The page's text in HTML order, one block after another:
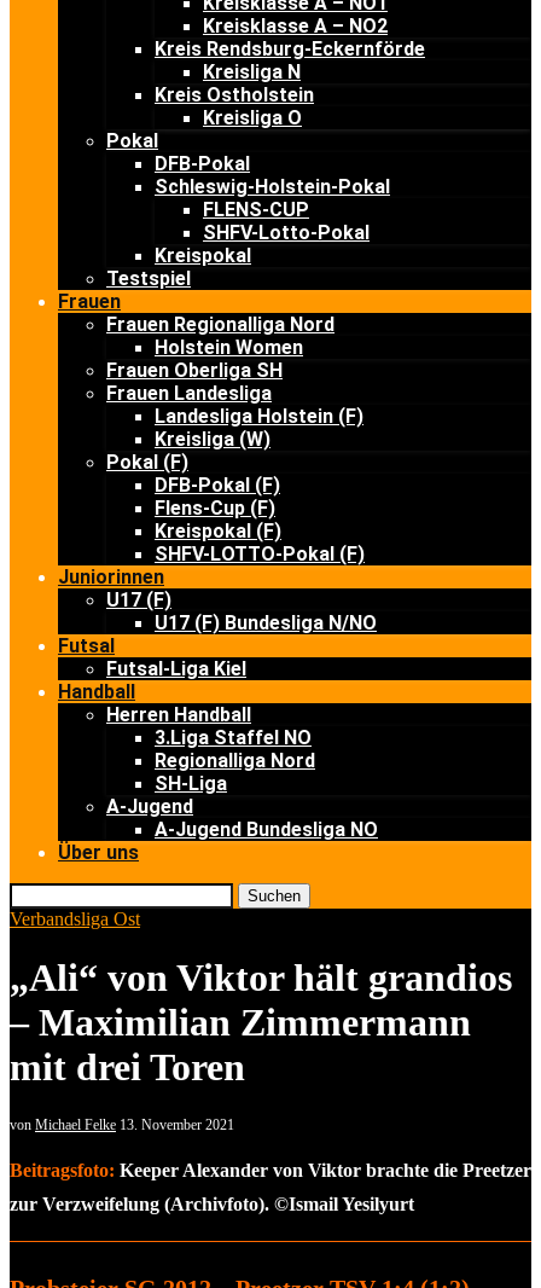
Kreisklasse A – NO2
Kreis Rendsburg-Eckernförde
Kreisliga N
Kreis Ostholstein
Kreisliga O
Pokal
DFB-Pokal
Schleswig-Holstein-Pokal
FLENS-CUP
SHFV-Lotto-Pokal
Kreispokal
Testspiel
Frauen
Frauen Regionalliga Nord
Holstein Women
Frauen Oberliga SH
Frauen Landesliga
Landesliga Holstein (F)
Kreisliga (W)
Pokal (F)
DFB-Pokal (F)
Flens-Cup (F)
Kreispokal (F)
SHFV-LOTTO-Pokal (F)
Juniorinnen
U17 (F)
U17 (F) Bundesliga N/NO
Futsal
Futsal-Liga Kiel
Handball
Herren Handball
3.Liga Staffel NO
Regionalliga Nord
SH-Liga
A-Jugend
A-Jugend Bundesliga NO
Über uns
Suchen
Verbandsliga Ost
„Ali“ von Viktor hält grandios
– Maximilian Zimmermann
mit drei Toren
von Michael Felke 13. November 2021
Beitragsfoto: Keeper Alexander von Viktor brachte die Preetzer
zur Verzweifelung (Archivfoto). ©Ismail Yesilyurt